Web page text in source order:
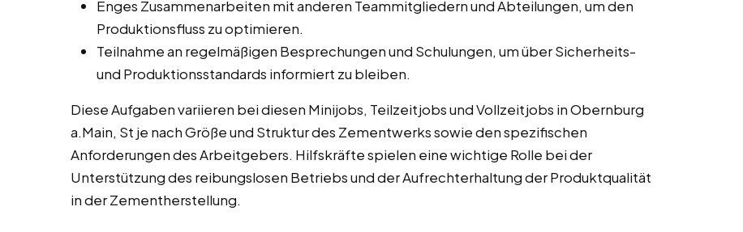
Enges Zusammenarbeiten mit anderen Teammitgliedern und Abteilungen, um den
Produktionsfluss zu optimieren.
Teilnahme an regelmäßigen Besprechungen und Schulungen, um über Sicherheits-
und Produktionsstandards informiert zu bleiben.
Diese Aufgaben variieren bei diesen Minijobs, Teilzeitjobs und Vollzeitjobs in Obernburg
a.Main, St je nach Größe und Struktur des Zementwerks sowie den spezifischen
Anforderungen des Arbeitgebers. Hilfskräfte spielen eine wichtige Rolle bei der
Unterstützung des reibungslosen Betriebs und der Aufrechterhaltung der Produktqualität
in der Zementherstellung.